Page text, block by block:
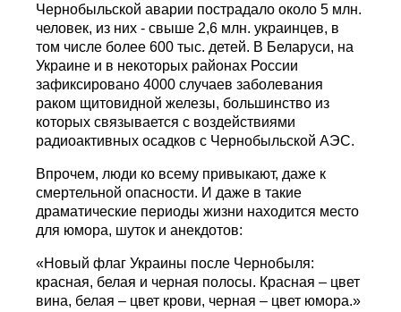
Чернобыльской аварии пострадало около 5 млн.
человек, из них - свыше 2,6 млн. украинцев, в
том числе более 600 тыс. детей. В Беларуси, на
Украине и в некоторых районах России
зафиксировано 4000 случаев заболевания
раком щитовидной железы, большинство из
которых связывается с воздействиями
радиоактивных осадков с Чернобыльской АЭС.
Впрочем, люди ко всему привыкают, даже к
смертельной опасности. И даже в такие
драматические периоды жизни находится место
для юмора, шуток и анекдотов:
«Новый флаг Украины после Чернобыля:
красная, белая и черная полосы. Красная – цвет
вина, белая – цвет крови, черная – цвет юмора.»